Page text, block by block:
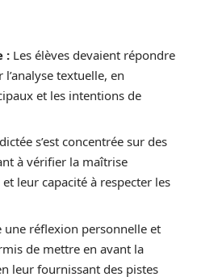
: Les élèves devaient répondre
textuelle, en
et les intentions de
s’est concentrée sur des
à vérifier la maîtrise
leur capacité à respecter les
une réflexion personnelle et
de mettre en avant la
leur fournissant des pistes